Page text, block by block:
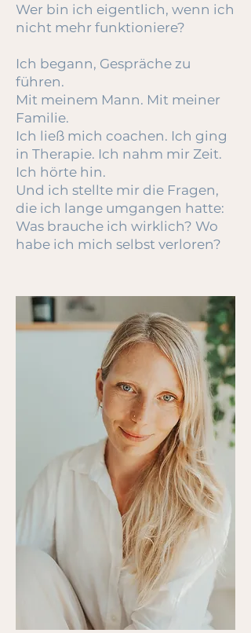
Wer bin ich eigentlich, wenn ich
nicht mehr funktioniere?
Ich begann, Gespräche zu
führen.
Mit meinem Mann. Mit meiner
Familie.
Ich ließ mich coachen. Ich ging
in Therapie. Ich nahm mir Zeit.
Ich hörte hin.
Und ich stellte mir die Fragen,
die ich lange umgangen hatte:
Was brauche ich wirklich? Wo
habe ich mich selbst verloren?